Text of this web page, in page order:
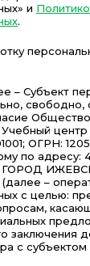
и
.
– Субъект
Учебный
ОГРН:
по
ГОРОД
–
с целью:
заключения
с